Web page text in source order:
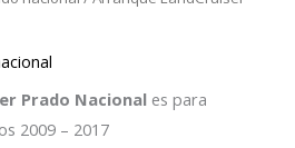
Prado Nacional es para
2009 – 2017